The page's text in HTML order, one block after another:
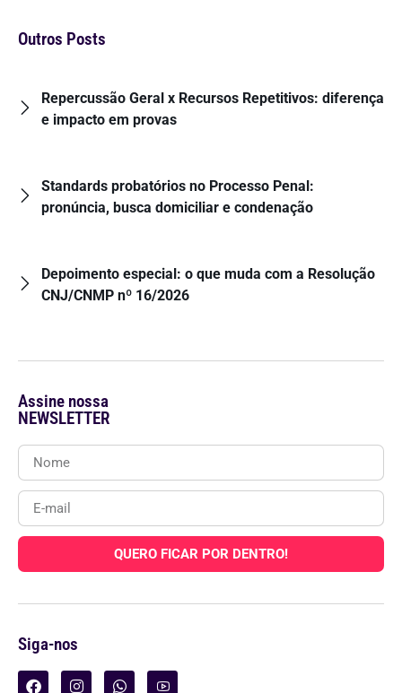
Outros Posts
Repercussão Geral x Recursos Repetitivos: diferença
e impacto em provas
Standards probatórios no Processo Penal:
pronúncia, busca domiciliar e condenação
Depoimento especial: o que muda com a Resolução
CNJ/CNMP nº 16/2026
Assine nossa
NEWSLETTER
QUERO FICAR POR DENTRO!
Siga-nos